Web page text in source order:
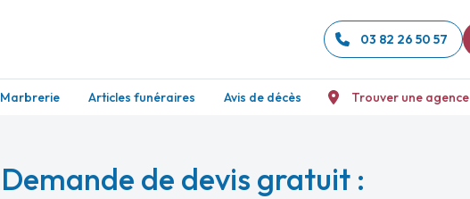
03 82 26 50 57
Marbrerie Articles funéraires Avis de décès Trouver une agence
Demande de devis gratuit :